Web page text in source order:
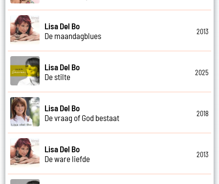
Lisa Del Bo
De maandagblues
2013
Lisa Del Bo
De stilte
2025
Lisa Del Bo
De vraag of God bestaat
2018
Lisa Del Bo
De ware liefde
2013